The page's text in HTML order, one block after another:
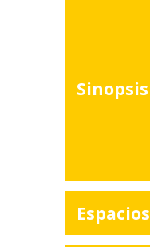
Sinopsis
Espacios